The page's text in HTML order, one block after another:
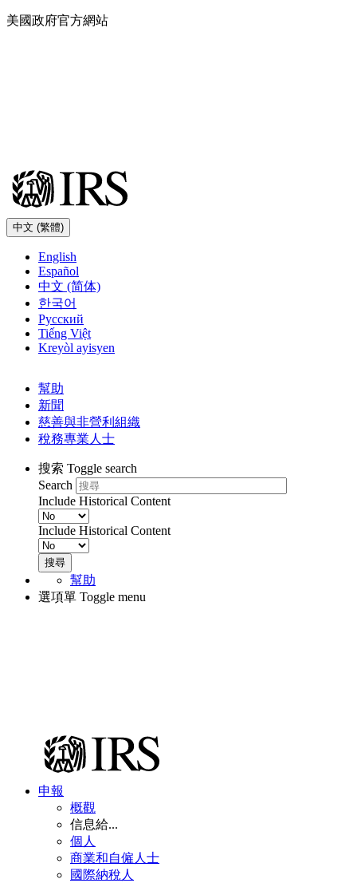
Skip
美國政府官方網站
中文 (繁體)
English
Español
中文 (简体)
한국어
Русский
Tiếng Việt
Kreyòl ayisyen
Information
Menu
幫助
新聞
慈善與非營利組織
稅務專業人士
搜索 Toggle search
Search
Include Historical Content
Include Historical Content
搜尋
Help
幫助
選項單 Toggle menu
申報
概觀
信息給...
個人
商業和自僱人士
國際納稅人